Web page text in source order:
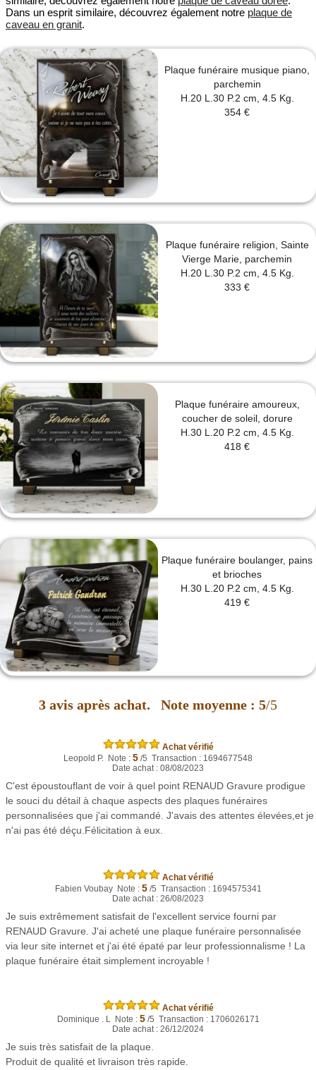
Dans un esprit similaire, découvrez également notre plaque de
caveau en granit.
Plaque funéraire musique piano,
parchemin
H.20 L.30 P.2 cm, 4.5 Kg.
354 €
Plaque funéraire religion, Sainte
Vierge Marie, parchemin
H.20 L.30 P.2 cm, 4.5 Kg.
333 €
Plaque funéraire amoureux,
coucher de soleil, dorure
H.30 L.20 P.2 cm, 4.5 Kg.
418 €
Plaque funéraire boulanger, pains
et brioches
H.30 L.20 P.2 cm, 4.5 Kg.
419 €
3 avis après achat. Note moyenne : 5/5
Achat vérifié
Leopold P. Note : 5 /5 Transaction : 1694677548
Date achat : 08/08/2023
C'est époustouflant de voir à quel point RENAUD Gravure prodigue
le souci du détail à chaque aspects des plaques funéraires
personnalisées que j'ai commandé. J'avais des attentes élevées,et je
n'ai pas été déçu.Félicitation à eux.
Achat vérifié
Fabien Voubay Note : 5/5 Transaction : 1694575341
Date achat : 26/08/2023
Je suis extrêmement satisfait de l'excellent service fourni par
RENAUD Gravure. J'ai acheté une plaque funéraire personnalisée
via leur site internet et j'ai été épaté par leur professionnalisme ! La
plaque funéraire était simplement incroyable !
Achat vérifié
Dominique . L Note : 5/5 Transaction : 1706026171
Date achat : 26/12/2024
Je suis très satisfait de la plaque.
Produit de qualité et livraison très rapide.